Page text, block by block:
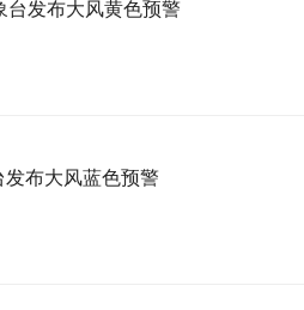
台发布大风黄色预警
布大风蓝色预警